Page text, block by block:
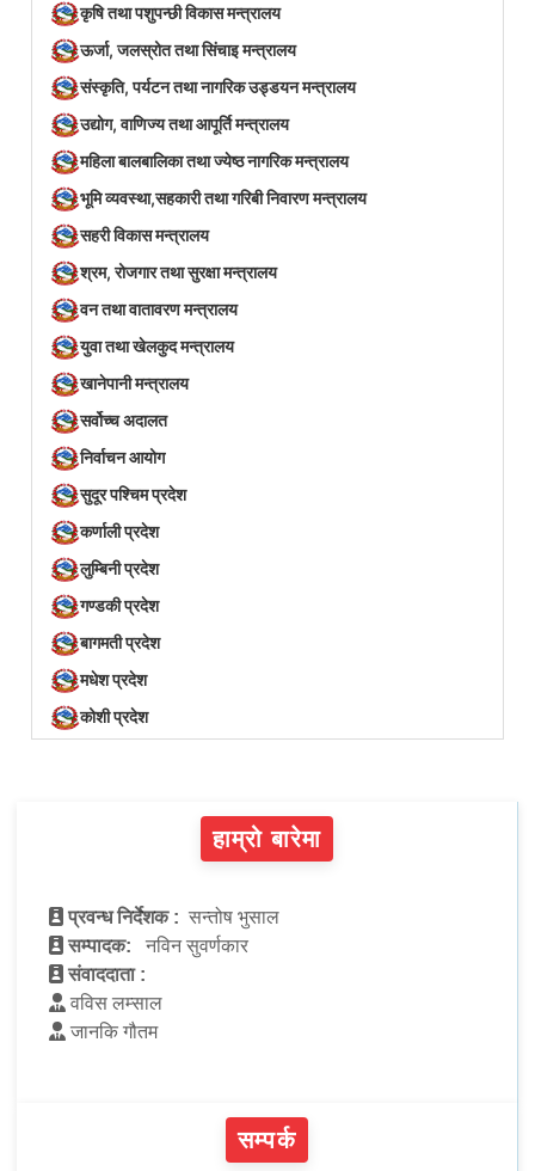
कृषि तथा पशुपन्छी विकास मन्त्रालय
ऊर्जा, जलस्रोत तथा सिंचाइ मन्त्रालय
संस्कृति, पर्यटन तथा नागरिक उड्डयन मन्त्रालय
उद्योग, वाणिज्य तथा आपूर्ति मन्त्रालय
महिला बालबालिका तथा ज्येष्ठ नागरिक मन्त्रालय
भूमि व्यवस्था,सहकारी तथा गरिबी निवारण मन्त्रालय
सहरी विकास मन्त्रालय
श्रम, रोजगार तथा सुरक्षा मन्त्रालय
वन तथा वातावरण मन्त्रालय
युवा तथा खेलकुद मन्त्रालय
खानेपानी मन्त्रालय
सर्वोच्च अदालत
निर्वाचन आयोग
सुदूर पश्चिम प्रदेश
कर्णाली प्रदेश
लुम्बिनी प्रदेश
गण्डकी प्रदेश
बागमती प्रदेश
मधेश प्रदेश
कोशी प्रदेश
हाम्रो बारेमा
प्रवन्ध निर्देशक : सन्तोष भुसाल
सम्पादक:
नविन सुवर्णकार
संवाददाता :
वविस लम्साल
जानकि गौतम
सम्पर्क